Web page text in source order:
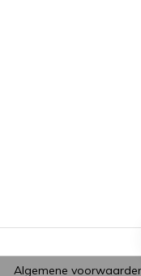
Algemene